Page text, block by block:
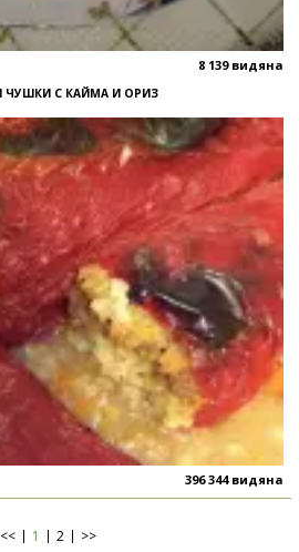
8 139 видяна
ЧУШКИ С КАЙМА И ОРИЗ
396 344 видяна
<< 1 2 >>